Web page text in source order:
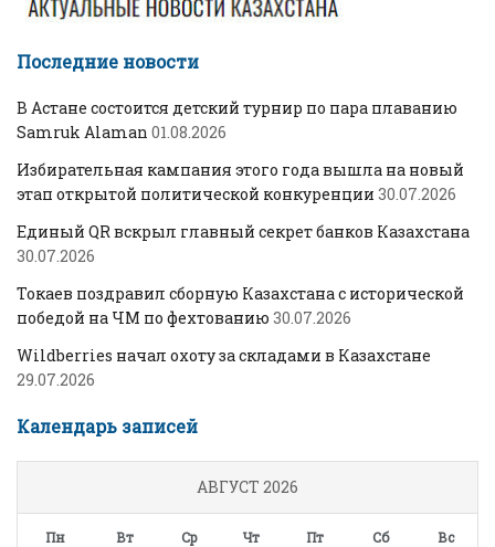
Последние новости
В Астане состоится детский турнир по пара плаванию
Samruk Alaman 01.08.2026
Избирательная кампания этого года вышла на новый
этап открытой политической конкуренции 30.07.2026
Единый QR вскрыл главный секрет банков Казахстана
30.07.2026
Токаев поздравил сборную Казахстана с исторической
победой на ЧМ по фехтованию 30.07.2026
Wildberries начал охоту за складами в Казахстане
29.07.2026
Календарь записей
АВГУСТ 2026
Пн Вт Ср Чт Пт Сб Вс